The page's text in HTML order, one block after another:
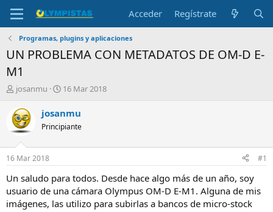
Acceder Regístrate
Programas, plugins y aplicaciones
UN PROBLEMA CON METADATOS DE OM-D E-
M1
I
i
c
i
a
d
o
r
e
l
josanmu
F
c
h
a
i
n
c
i
16 Mar 2018
josanmu
Principiante
16 Mar 2018 #1
Un saludo para todos. Desde hace algo más de un año, soy
usuario de una cámara Olympus OM-D E-M1. Alguna de mis
imágenes, las utilizo para subirlas a bancos de micro-stock